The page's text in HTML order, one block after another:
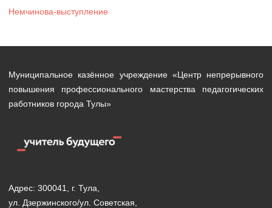
Найти:
Немчинова-выступление
Муниципальное казённое учреждение «Центр непрерывного
повышения профессионального мастерства педагогических
работников города Тулы»
Адрес: 300041, г. Тула,
ул. Дзержинского/ул. Советская,